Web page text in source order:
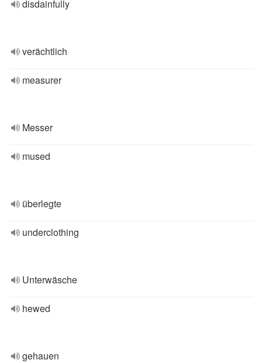
disdainfully
verächtlich
measurer
Messer
mused
überlegte
underclothing
Unterwäsche
hewed
gehauen